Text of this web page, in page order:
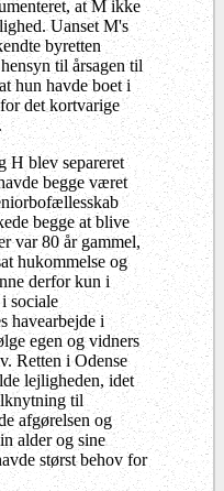
at M ikke
Uanset M's
byretten
til årsagen til
hun havde boet i
det kortvarige
H blev separeret
begge været
begge at blive
var 80 år gammel,
hukommelse og
derfor kun i
sociale
havearbejde i
egen og vidners
Retten i Odense
lejligheden, idet
til
afgørelsen og
alder og sine
størst behov for